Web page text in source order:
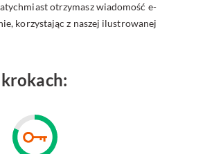
otrzymasz wiadomość e-
korzystając z naszej ilustrowanej